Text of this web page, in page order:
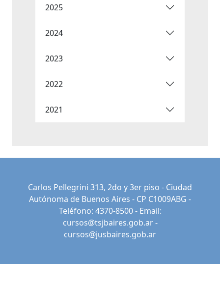
2025
2024
2023
2022
2021
Carlos Pellegrini 313, 2do y 3er piso - Ciudad
Autónoma de Buenos Aires - CP C1009ABG -
Teléfono: 4370-8500 - Email:
cursos@tsjbaires.gob.ar-
cursos@jusbaires.gob.ar